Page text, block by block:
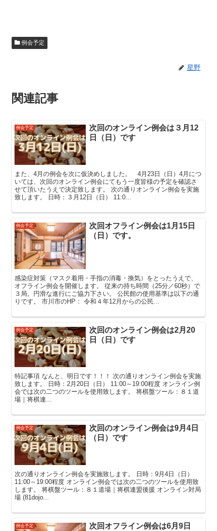
例会予定
星野
関連記事
例会予定
次回のオンライン例会は３月12
日（日）です
また、4月の例会を次に仮決めしました。 4月23日（日）4月につ
いては、次回のオンライン例会にてもう一度皆様の予定を確認さ
せて頂いたうえで決定致します。 次の通りオンライン例会を実施
致します。 日時：３月12日（日） 11:0...
例会予定
次回オフライン例会は1月15日
（日）です。
感染症対策（マスク着用・手指の消毒・換気）をとったうえで、
オフライン例会を開催します。 従来の持ち時間（25分／60秒）で
３局。円滑な進行にご協力下さい。 公民館の使用基準は以下の通
りです。 市川市のHP： 令和４年12月からの公民...
例会予定
次回のオンライン例会は2月20
日（日）です
特記事項 なんと、明日です！！！ 次の通りオンライン例会を実施
致します。 日時：2月20日（日） 11:00～19:00程度 オンライン例
会では次の二つのツールを使用致します。 将棋盤ツール：８１道
場｜将棋連...
例会予定
次回のオンライン例会は9月4日
（日）です
次の通りオンライン例会を実施致します。 日時：9月4日（日）
11:00～19:00程度 オンライン例会では次の二つのツールを使用致
します。 将棋盤ツール：８１道場｜将棋連盟後援 オンライン対局
場 (81dojo...
例会予定
次回オフライン例会は6月9日